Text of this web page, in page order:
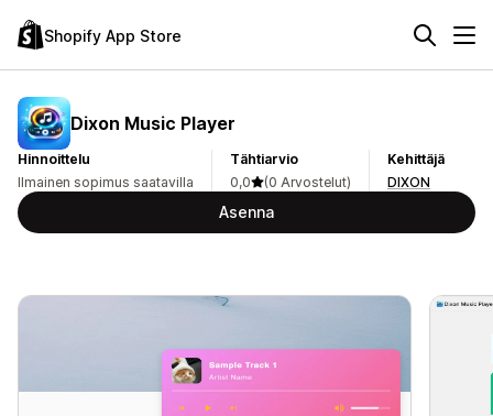
Shopify App Store
Dixon Music Player
Hinnoittelu
Ilmainen sopimus saatavilla
Tähtiarvio
0,0
(0 Arvostelut)
Kehittäjä
DIXON
Asenna